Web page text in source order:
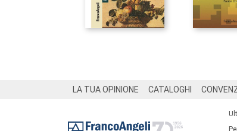
LA TUA OPINIONE CATALOGHI